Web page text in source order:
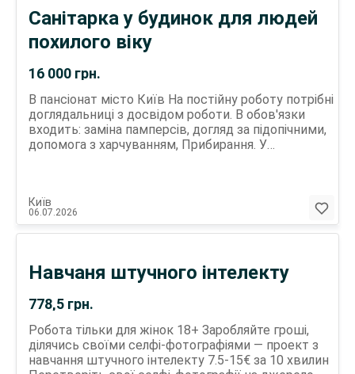
зростання · Дружня командна атмосфера ·
Корпоративний відпочинок (футбол, мафія,
тренінги) .
16 000 грн.
Санітарка у будинок для людей
похилого віку
В пансіонат місто Київ На постійну роботу потрібні
доглядальниці з досвідом роботи. В обов'язки
входить: заміна памперсів, догляд за підопічними,
допомога з харчуванням, Прибирання. У
неділі готівка Для співробітників надаємо
безкоштовно: проживання, 4-разове харчування,
консультація терапевта. Телефонувати з 9.00-
Київ
06.07.2026
778,5 грн.
Навчаня штучного інтелекту
Робота тільки для жінок 18+ Заробляйте гроші,
ділячись своїми селфі-фотографіями — проект з
навчання штучного інтелекту 7.5-15€ за 10 хвилин